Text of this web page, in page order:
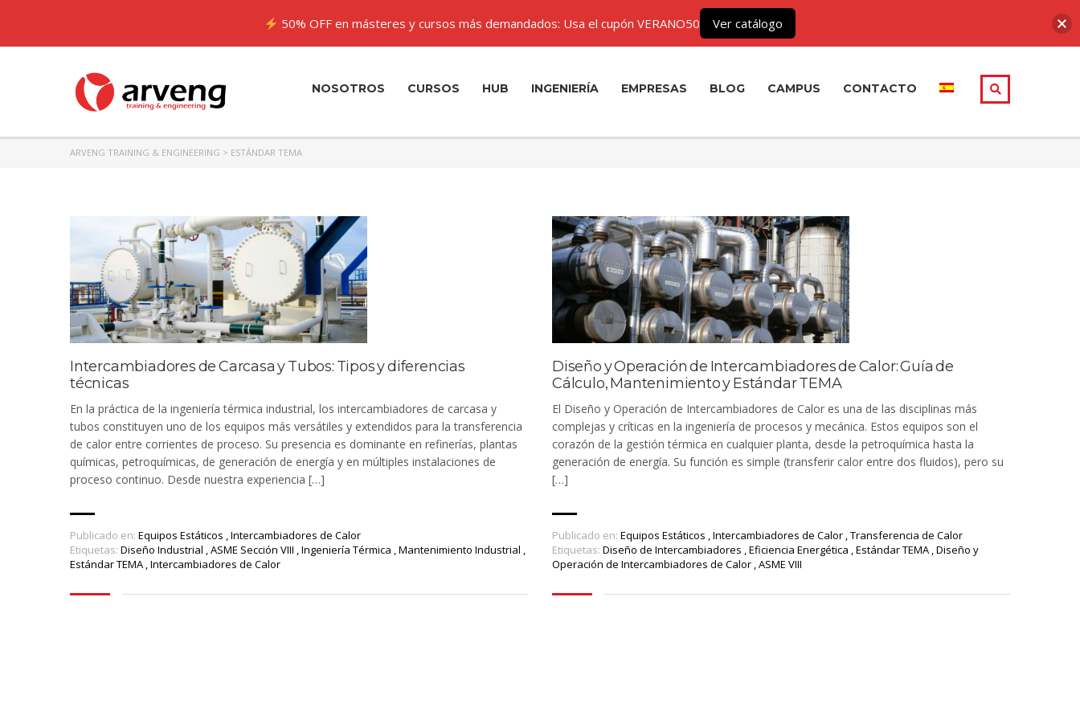
NOSOTROS CURSOS HUB INGENIERÍA EMPRESAS BLOG CAMPUS CONTACTO
ARVENG TRAINING & ENGINEERING > ESTÁNDAR TEMA
Intercambiadores de Carcasa y Tubos: Tipos y diferencias
técnicas
En la práctica de la ingeniería térmica industrial, los intercambiadores de carcasa y
tubos constituyen uno de los equipos más versátiles y extendidos para la transferencia
de calor entre corrientes de proceso. Su presencia es dominante en refinerías, plantas
químicas, petroquímicas, de generación de energía y en múltiples instalaciones de
proceso continuo. Desde nuestra experiencia […]
Publicado en: Equipos Estáticos ,Intercambiadores de Calor
Etiquetas: Diseño Industrial ,ASME Sección VIII ,Ingeniería Térmica ,Mantenimiento Industrial ,
Estándar TEMA ,Intercambiadores de Calor
Diseño y Operación de Intercambiadores de Calor: Guía de
Cálculo, Mantenimiento y Estándar TEMA
El Diseño y Operación de Intercambiadores de Calor es una de las disciplinas más
complejas y críticas en la ingeniería de procesos y mecánica. Estos equipos son el
corazón de la gestión térmica en cualquier planta, desde la petroquímica hasta la
generación de energía. Su función es simple (transferir calor entre dos fluidos), pero su
[…]
Publicado en: Equipos Estáticos ,Intercambiadores de Calor ,Transferencia de Calor
Etiquetas: Diseño de Intercambiadores ,Eficiencia Energética ,Estándar TEMA ,Diseño y
Operación de Intercambiadores de Calor ,ASME VIII
50% OFF en másteres y cursos más demandados: Usa el cupón VERANO50 Ver catálogo